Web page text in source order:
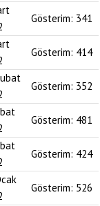
Gösterim: 341
Gösterim: 414
Gösterim: 352
Gösterim: 481
Gösterim: 424
Gösterim: 526